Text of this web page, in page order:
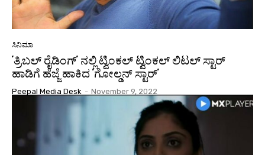
ಸಿನಿಮಾ
ʼತ್ರಿಬಲ್ ರೈಡಿಂಗ್ʼ ನಲ್ಲಿ ಟ್ವಿಂಕಲ್ ಟ್ವಿಂಕಲ್ ಲಿಟಲ್ ಸ್ಟಾರ್
ಹಾಡಿಗೆ ಹೆಜ್ಜೆ ಹಾಕಿದ ʼಗೋಲ್ಡನ್ ಸ್ಟಾರ್ʼ
Peepal Media Desk - November 9, 2022